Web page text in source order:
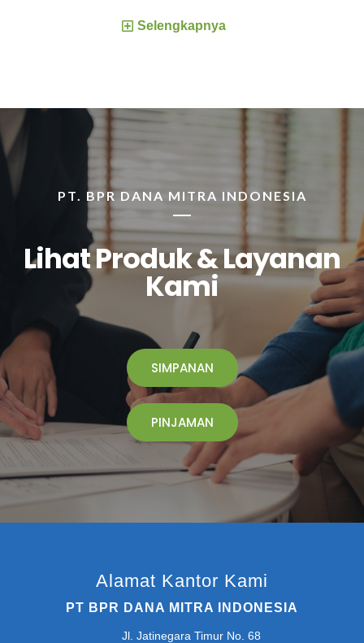
Selengkapnya
PT. BPR DANA MITRA INDONESIA
Lihat Produk & Layanan
Kami
SIMPANAN
PINJAMAN
Alamat Kantor Kami
PT BPR DANA MITRA INDONESIA
Jl. Jatinegara Timur No. 68